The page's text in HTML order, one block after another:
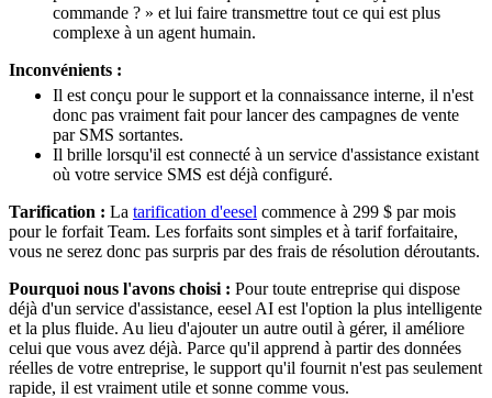
commande ? » et lui faire transmettre tout ce qui est plus
complexe à un agent humain.
Inconvénients :
Il est conçu pour le support et la connaissance interne, il n'est
donc pas vraiment fait pour lancer des campagnes de vente
par SMS sortantes.
Il brille lorsqu'il est connecté à un service d'assistance existant
où votre service SMS est déjà configuré.
Tarification : La tarification d'eesel commence à 299 $ par mois
pour le forfait Team. Les forfaits sont simples et à tarif forfaitaire,
vous ne serez donc pas surpris par des frais de résolution déroutants.
Pourquoi nous l'avons choisi : Pour toute entreprise qui dispose
déjà d'un service d'assistance, eesel AI est l'option la plus intelligente
et la plus fluide. Au lieu d'ajouter un autre outil à gérer, il améliore
celui que vous avez déjà. Parce qu'il apprend à partir des données
réelles de votre entreprise, le support qu'il fournit n'est pas seulement
rapide, il est vraiment utile et sonne comme vous.